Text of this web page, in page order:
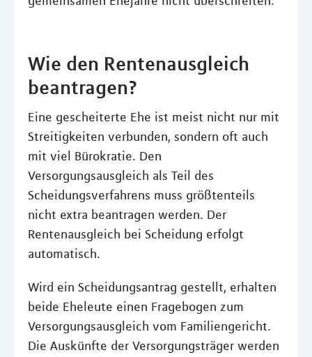
Wie den Rentenausgleich
beantragen?
Eine gescheiterte Ehe ist meist nicht nur mit
Streitigkeiten verbunden, sondern oft auch
mit viel Bürokratie. Den
Versorgungsausgleich als Teil des
Scheidungsverfahrens muss größtenteils
nicht extra beantragen werden. Der
Rentenausgleich bei Scheidung erfolgt
automatisch.
Wird ein Scheidungsantrag gestellt, erhalten
beide Eheleute einen Fragebogen zum
Versorgungsausgleich vom Familiengericht.
Die Auskünfte der Versorgungsträger werden